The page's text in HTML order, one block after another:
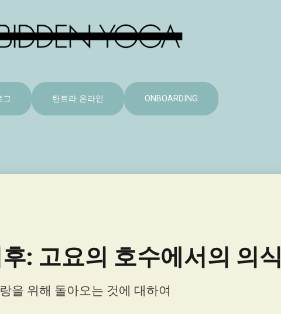
그 탄트라 온라인 ONBOARDING
: 고요의 호수에서의 의식
을 위해 돌아오는 것에 대하여